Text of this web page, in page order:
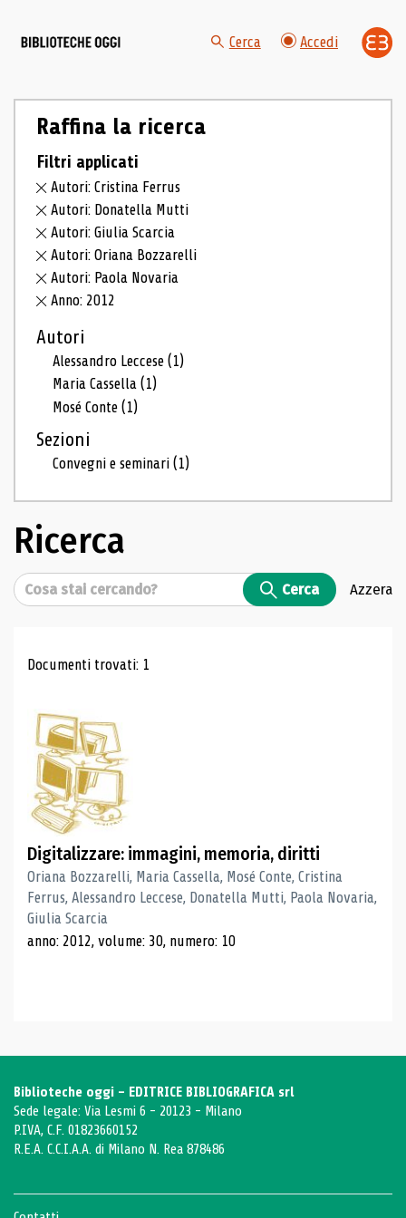
Cerca Accedi
Raffina la ricerca
Filtri applicati
Autori: Cristina Ferrus
Autori: Donatella Mutti
Autori: Giulia Scarcia
Autori: Oriana Bozzarelli
Autori: Paola Novaria
Anno: 2012
Autori
Alessandro Leccese(1)
Maria Cassella(1)
Mosé Conte(1)
Sezioni
Convegni e seminari(1)
Ricerca
Cerca Cerca Azzera
Risultati di ricerca
Documenti trovati: 1
Digitalizzare: immagini, memoria, diritti
Oriana Bozzarelli, Maria Cassella, Mosé Conte, Cristina
Ferrus, Alessandro Leccese, Donatella Mutti, Paola Novaria,
Giulia Scarcia
anno: 2012, volume: 30, numero: 10
Biblioteche oggi - EDITRICE BIBLIOGRAFICA srl
Sede legale: Via Lesmi 6 - 20123 - Milano
P.IVA, C.F. 01823660152
R.E.A. C.C.I.A.A. di Milano N. Rea 878486